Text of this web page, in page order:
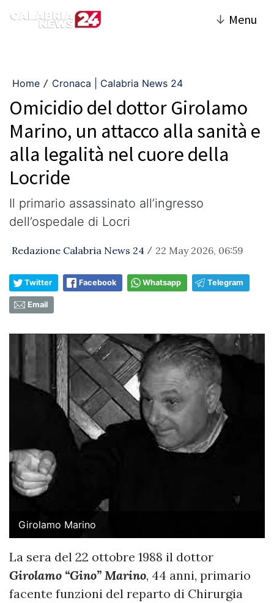
↓ Menu
Home / Cronaca | Calabria News 24
Omicidio del dottor Girolamo
Marino, un attacco alla sanità e
alla legalità nel cuore della
Locride
Il primario assassinato all’ingresso
dell’ospedale di Locri
Redazione Calabria News 24 / 22 May 2026, 06:59
Twitter Facebook Whatsapp Telegram
Email
Girolamo Marino
La sera del 22 ottobre 1988 il dottor
Girolamo “Gino” Marino, 44 anni, primario
facente funzioni del reparto di Chirurgia